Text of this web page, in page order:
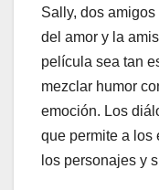
Sally, dos
del amor y la
película sea tan
mezclar humor
emoción. Los
que permite a los
los personajes y